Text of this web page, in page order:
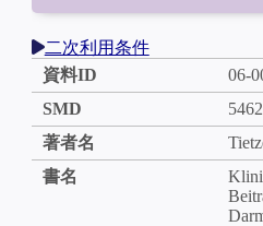
二次利用条件
資料ID
06-
SMD
5462
著者名
書名